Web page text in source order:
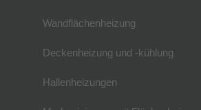
Wandflächenheizung
Deckenheizung und -kühlung
Hallenheizungen